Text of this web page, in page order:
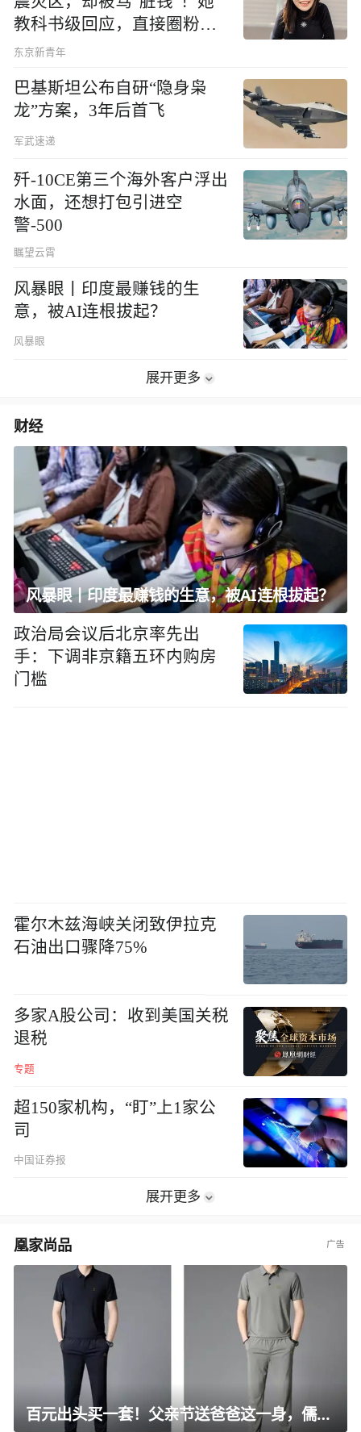
教科书级回应，直接圈粉无
数
东京新青年
巴基斯坦公布自研“隐身枭
龙”方案，3年后首飞
军武速递
歼-10CE第三个海外客户浮出
水面，还想打包引进空
警-500
瞩望云霄
风暴眼丨印度最赚钱的生
意，被AI连根拔起？
风暴眼
展开更多
财经
风暴眼丨印度最赚钱的生意，被AI连根拔起？
政治局会议后北京率先出
手：下调非京籍五环内购房
门槛
霍尔木兹海峡关闭致伊拉克
石油出口骤降75%
多家A股公司：收到美国关税
退税
专题
超150家机构，“盯”上1家公
司
中国证券报
展开更多
凰家尚品
百元出头买一套！父亲节送爸爸这一身，儒雅有型还凉爽